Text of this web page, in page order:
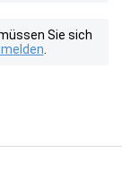
Sie sich